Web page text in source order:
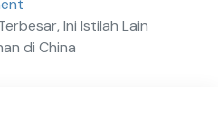
Ini Istilah Lain
di China